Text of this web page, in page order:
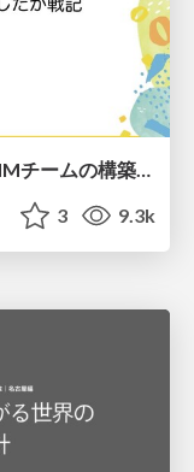
同時8プロダクトの立ち上げと新PdMチームの構築をどう両立したか戦記
3 9.3k